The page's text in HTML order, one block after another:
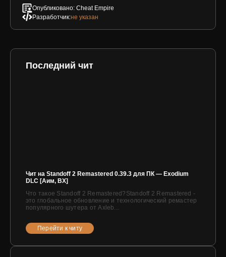
Опубликовано: Cheat Empire
Разработчик:не указан
Последний чит
Чит на Standoff 2 Remastered 0.39.3 для ПК — Exodium
DLC [Аим, ВХ]
Что такое Standoff 2 Remastered?Standoff 2 Remastered -
это глобальное обновление и технологический ремастер
популярного шутера от Axleb...
Перейти к читу